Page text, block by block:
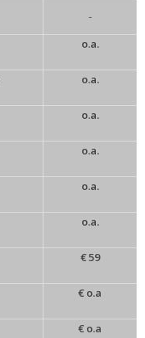
-
o.a.
o.a.
o.a.
o.a.
o.a.
o.a.
€ 59
€ o.a
€ o.a